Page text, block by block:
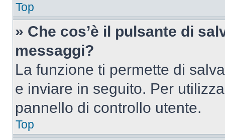
Top
» Che cos’è il pulsante di
messaggi?
La funzione ti permette di
e inviare in seguito. Per
pannello di controllo utente.
Top